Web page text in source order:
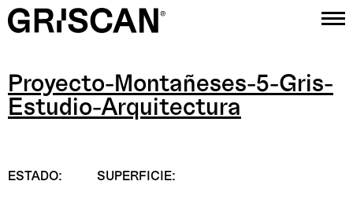
Proyectos
Estudio
Proyecto-Montañeses-5-Gris-
Estudio-Arquitectura
ESTADO: SUPERFICIE: